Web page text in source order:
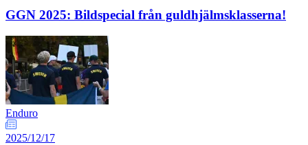
GGN 2025: Bildspecial från guldhjälmsklasserna!
Enduro
2025/12/17